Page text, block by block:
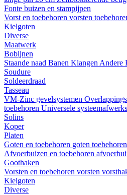
Fonte buizen en stampijpen
Vorst en toebehoren vorsten
Kielgoten
Diverse
Maatwerk
Bobijnen
Staande naad Banen Klangen Andere
Soudure
Soldeerdraad
Tasseau
VM-Zinc gevelsystemen
toebehoren Universele
Solins
Koper
Platen
Goten en toebehoren goten toebehoren
Afvoerbuizen en toebehoren
Goothaken
Vorsten en toebehoren vorsten
Kielgoten
Diverse